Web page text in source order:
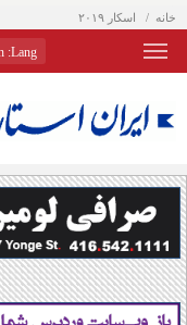
خانه اسکار ۲۰۱۹
Lang
: Persian